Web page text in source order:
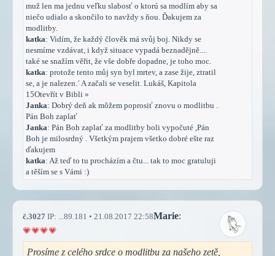
muž len ma jednu veľku slabosť o ktorú sa modlím aby sa
niečo udialo a skončilo to navždy s ňou. Ďakujem za
modlitby.
katka: Vidím, že každý člověk má svůj boj. Nikdy se
nesmíme vzdávat, i když situace vypadá beznadějně....
také se snažím věřit, že vše dobře dopadne, je toho moc.
katka: protože tento můj syn byl mrtev, a zase žije, ztratil
se, a je nalezen.´ A začali se veselit. Lukáš, Kapitola
15Otevřít v Bibli »
Janka: Dobrý deň ak môžem poprosiť znovu o modlitbu .
Pán Boh zaplať
Janka: Pán Boh zaplať za modlitby boli vypočuté ,Pán
Boh je milosrdný . Všetkým prajem všetko dobré ešte raz
ďakujem
katka: Až teď to tu procházím a čtu... tak to moc gratuluji
a těším se s Vámi :)
č.3027 IP: ...89.181 • 21.08.2017 22:58Marie:
Prosíme z celého srdce o modlitbu za našeho zetě,